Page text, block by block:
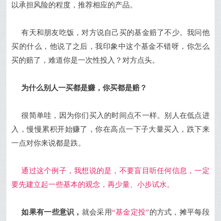
以承担风险的程度，推荐相应的产品。
有天和朋友吃饭，对方说自己买的基金赔了不少。我问他
买的什么，他说了之后，我印象中这个基金不错呀，你怎么
买的赔了，难道你是一次性投入？对方点头。
为什么别人一买都是赚，你买都是赔？
很简单哇，因为你们买入的时间点不一样。别人在低点进
入，慢慢累积开始赚了，你在高点一下子大量买入，跌下来
一点对你来说都是跌。
通过这个例子，我想说的是，不要盲目听任何信息，一定
要先建立起一些基本的观念，再少量、小步试水。
如果有一些意识， 就会采用“基金定投”的方式，摊平每段